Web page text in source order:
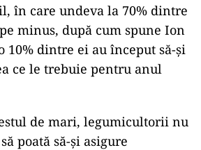
în care undeva la 70% dintre
minus, după cum spune Ion
10% dintre ei au început să-și
ce le trebuie pentru anul
de mari, legumicultorii nu
poată să-și asigure